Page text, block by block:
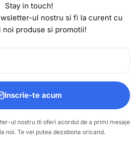
Stay in touch!
ul nostru si fi la curent cu
noi produse si promotii!
Inscrie-te acum
ul nostru iti oferi acordul de a primi mesaje
noi. Te vei putea dezabona oricand.